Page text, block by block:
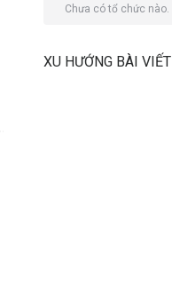
Chưa có tổ chức nào.
XU HƯỚNG BÀI VIẾT